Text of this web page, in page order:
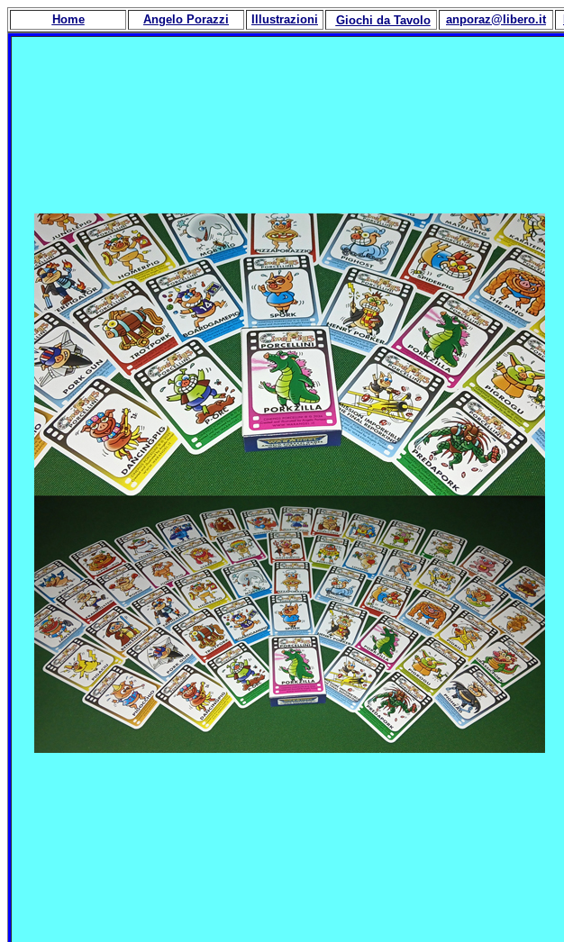
Home Angelo Porazzi Illustrazioni Giochi da Tavolo anporaz@libero.it